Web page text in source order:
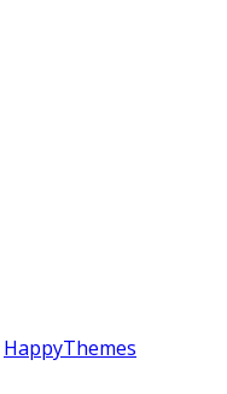
HappyThemes